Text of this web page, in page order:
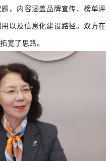
，内容涵盖品牌宣传、榜单评
以及信息化建设路径。双方在
宽了思路。